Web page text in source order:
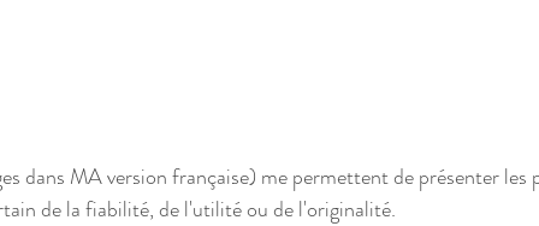
dans MA version française) me permettent de présenter
de la fiabilité, de l'utilité ou de l'originalité.